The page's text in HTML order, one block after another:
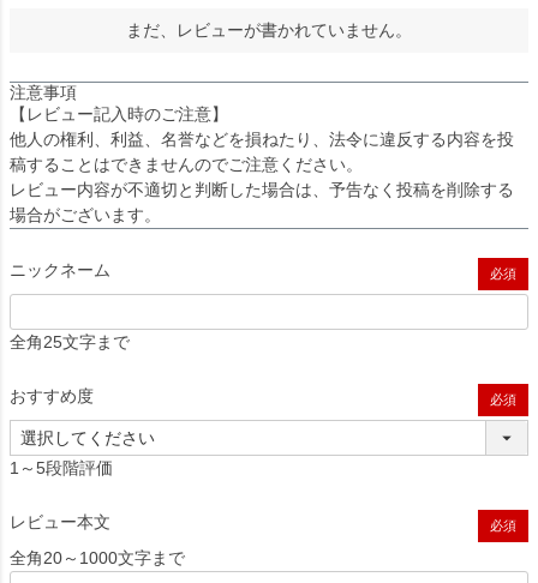
まだ、レビューが書かれていません。
注意事項
【レビュー記入時のご注意】
他人の権利、利益、名誉などを損ねたり、法令に違反する内容を投
稿することはできませんのでご注意ください。
レビュー内容が不適切と判断した場合は、予告なく投稿を削除する
場合がございます。
ニックネーム
全角25文字まで
おすすめ度
1～5段階評価
レビュー本文
全角20～1000文字まで